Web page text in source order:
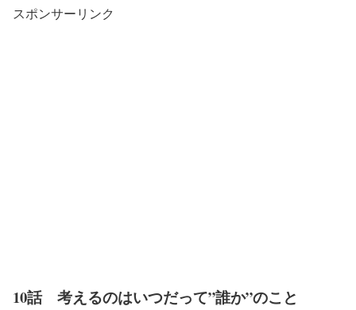
スポンサーリンク
10話 考えるのはいつだって”誰か”のこと